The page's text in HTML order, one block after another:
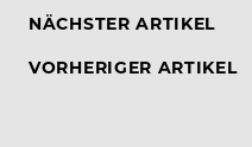
NÄCHSTER ARTIKEL
VORHERIGER ARTIKEL